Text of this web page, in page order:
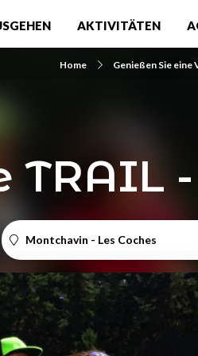
AKTIVITÄTEN
Home Genießen Sie
TRAIL
Montchavin - Les Coches